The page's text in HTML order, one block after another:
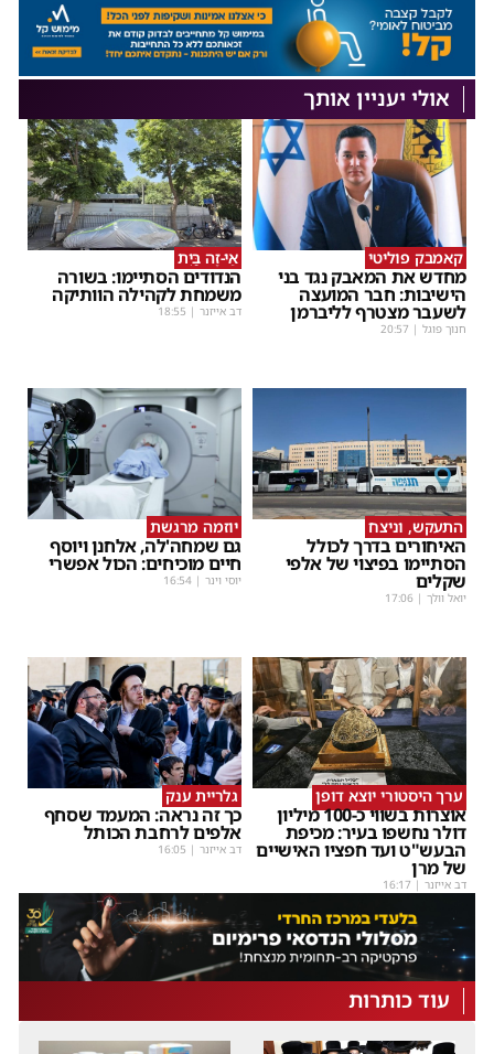
אולי יעניין אותך
קאמבק פוליטי
מחדש את המאבק נגד בני
הישיבות: חבר המועצה
לשעבר מצטרף לליברמן
חנוך פוגל |
20:57
אֵי-זֶה בַּיִת
הנדודים הסתיימו: בשורה
משמחת לקהילה הוותיקה
דב אייזנר |
18:55
התעקש, וניצח
האיחורים בדרך לכולל
הסתיימו בפיצוי של אלפי
שקלים
יואל וולך |
17:06
יוזמה מרגשת
גם שמחה'לה, אלחנן ויוסף
חיים מוכיחים: הכול אפשרי
יוסי וינר |
16:54
ערך היסטורי יוצא דופן
אוצרות בשווי כ-100 מיליון
דולר נחשפו בעיר: מכיפת
הבעש"ט ועד חפציו האישיים
של מרן
דב אייזנר |
16:17
גלריית ענק
כך זה נראה: המעמד שסחף
אלפים לרחבת הכותל
דב אייזנר |
16:05
עוד כותרות